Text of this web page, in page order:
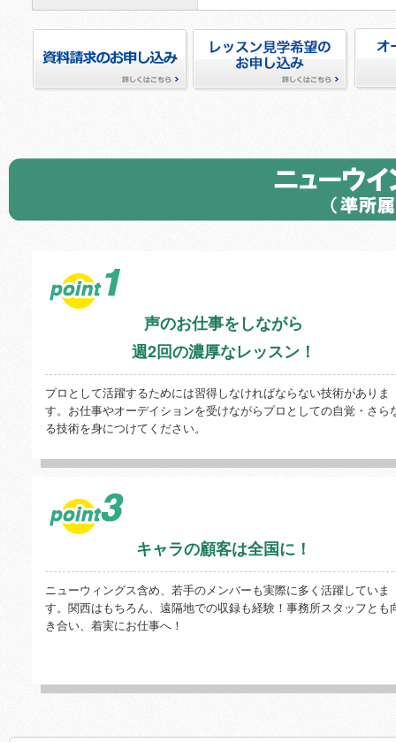
声のお仕事をしながら
週2回の濃厚なレッスン！
プロとして活躍するためには習得しなければならない技術がありま
す。お仕事やオーデイションを受けながらプロとしての自覚・さら
る技術を身につけてください。
キャラの顧客は全国に！
ニューウィングス含め、若手のメンバーも実際に多く活躍していま
す。関西はもちろん、遠隔地での収録も経験！事務所スタッフとも
き合い、着実にお仕事へ！